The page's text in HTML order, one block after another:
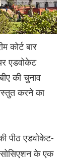
कोर्ट बार
एडवोकेट
की चुनाव
करने का
पीठ एडवोकेट-
के एक